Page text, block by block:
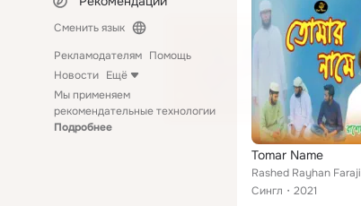
Сменить язык
Рекламодателям Помощь
Новости Ещё
Мы применяем
рекомендательные технологии
Подробнее
Tomar Name
Rashed Rayhan Faraji
Сингл
2021